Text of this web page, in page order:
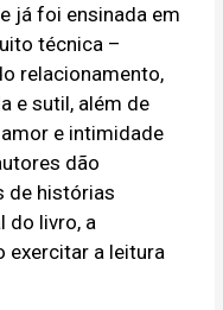
já foi ensinada em
técnica –
relacionamento,
e sutil, além de
e intimidade
dão
de histórias
do livro, a
exercitar a leitura